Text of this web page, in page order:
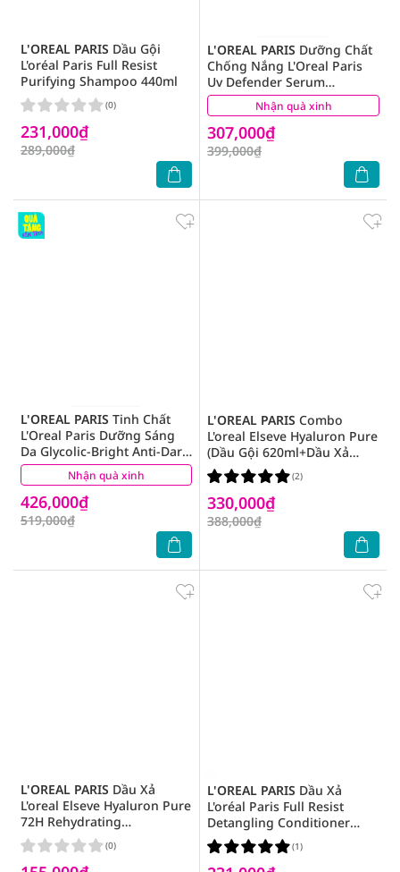
L'OREAL PARIS Dầu Gội
L'oréal Paris Full Resist
Purifying Shampoo 440ml
231,000₫
289,000₫
(0) Nhận quà xinh
L'OREAL PARIS Dưỡng Chất
Chống Nắng L'Oreal Paris
Uv Defender Serum
Protector Invisible Fluid
50ml
307,000₫
399,000₫
(5)
Nhận quà xinh
L'OREAL PARIS Tinh Chất
L'Oreal Paris Dưỡng Sáng
Da Glycolic-Bright Anti-Dark
Spot Brightening Serum
30ml
426,000₫
519,000₫
(2)
L'OREAL PARIS Combo
L'oreal Elseve Hyaluron Pure
(Dầu Gội 620ml+Dầu Xả
375ml)
330,000₫
388,000₫
(2)
L'OREAL PARIS Dầu Xả
L'oreal Elseve Hyaluron Pure
72H Rehydrating
Conditioner 375ml
(0)
L'OREAL PARIS Dầu Xả
L'oréal Paris Full Resist
Detangling Conditioner
440ml
(1)